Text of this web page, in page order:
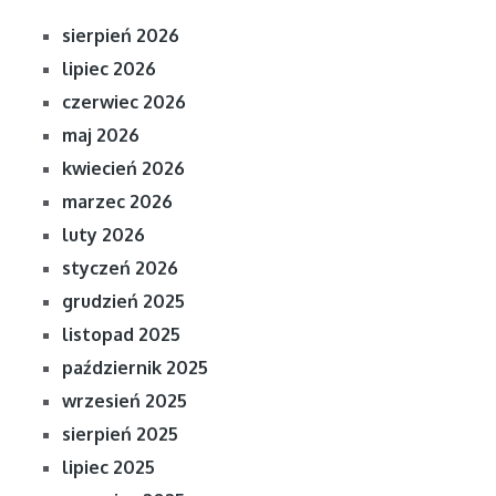
sierpień 2026
lipiec 2026
czerwiec 2026
maj 2026
kwiecień 2026
marzec 2026
luty 2026
styczeń 2026
grudzień 2025
listopad 2025
październik 2025
wrzesień 2025
sierpień 2025
lipiec 2025